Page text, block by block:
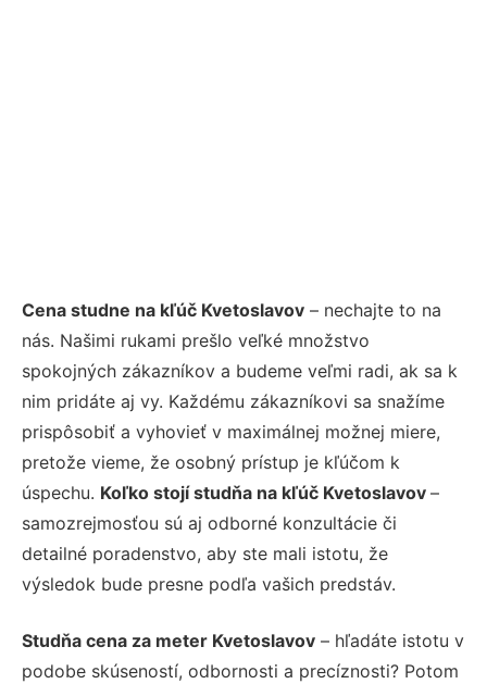
Cena studne na kľúč Kvetoslavov – nechajte to na
nás. Našimi rukami prešlo veľké množstvo
spokojných zákazníkov a budeme veľmi radi, ak sa k
nim pridáte aj vy. Každému zákazníkovi sa snažíme
prispôsobiť a vyhovieť v maximálnej možnej miere,
pretože vieme, že osobný prístup je kľúčom k
úspechu. Koľko stojí studňa na kľúč Kvetoslavov –
samozrejmosťou sú aj odborné konzultácie či
detailné poradenstvo, aby ste mali istotu, že
výsledok bude presne podľa vašich predstáv.
Studňa cena za meter Kvetoslavov – hľadáte istotu v
podobe skúseností, odbornosti a precíznosti? Potom